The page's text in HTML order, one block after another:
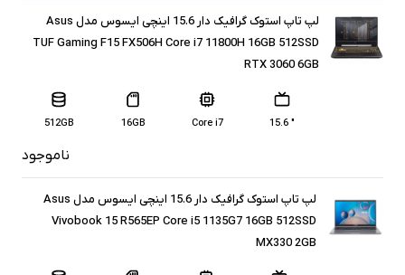
لپ تاپ استوک گرافیک دار 15.6 اینچی ایسوس مدل Asus
TUF Gaming F15 FX506H Core i7 11800H 16GB 512SSD
RTX 3060 6GB
" 15.6
Core i7
16GB
512GB
ناموجود
لپ تاپ استوک گرافیک دار 15.6 اینچی ایسوس مدل Asus
Vivobook 15 R565EP Core i5 1135G7 16GB 512SSD
MX330 2GB